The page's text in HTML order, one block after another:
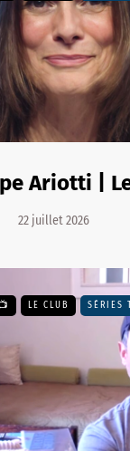
Ariotti |
22 juillet 2026
LE CLUB SÉRIES